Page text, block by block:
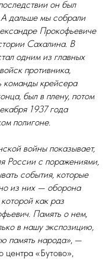
он был
А дальше мы собрали
Прокофьевиче
Сахалина. В
одним из главных
противника,
команды крейсера
был в плену, потом
1937 года
полигоне.
войны показывает,
России с поражениями,
события, которые
из них — оборона
как раз
Память о нем,
в нашу экспозицию,
память народа», —
центра «Бутово»,